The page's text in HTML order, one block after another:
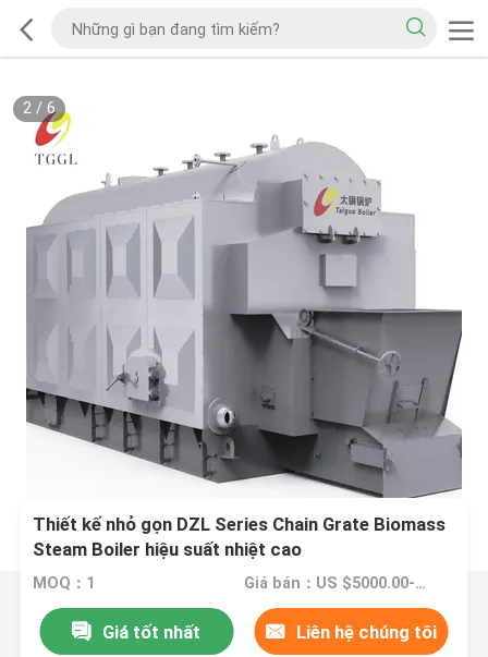
2/ 6
Thiết kế nhỏ gọn DZL Series Chain Grate Biomass
Steam Boiler hiệu suất nhiệt cao
MOQ：1 Giá bán：US $5000.00-10000.00
Giá tốt nhất Liên hệ chúng tôi